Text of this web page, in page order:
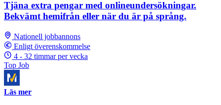
Tjäna extra pengar med onlineundersökningar.
Bekvämt hemifrån eller när du är på språng.
Nationell jobbannons
Enligt överenskommelse
4 - 32 timmar per vecka
Top Job
Läs mer